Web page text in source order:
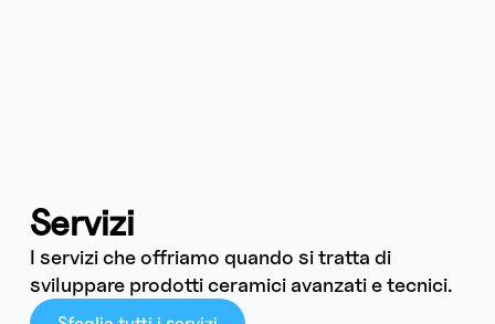
Servizi
I servizi che offriamo quando si tratta di
sviluppare prodotti ceramici avanzati e tecnici.